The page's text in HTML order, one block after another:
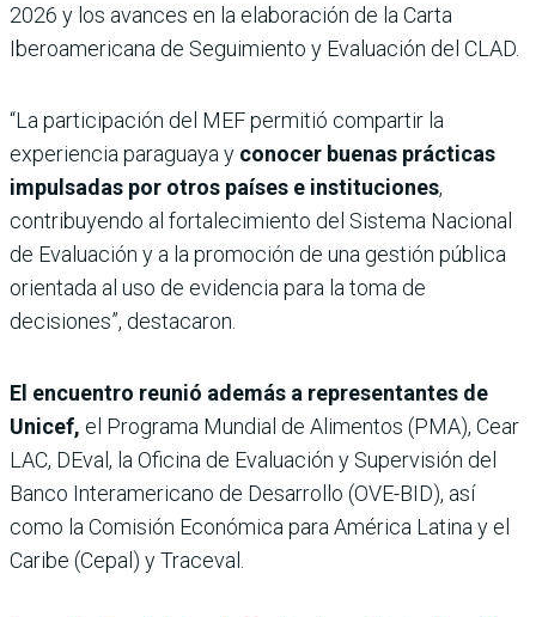
2026 y los avances en la elaboración de la Carta
Iberoamericana de Seguimiento y Evaluación del CLAD.
“La participación del MEF permitió compartir la
experiencia paraguaya y conocer buenas prácticas
impulsadas por otros países e instituciones,
contribuyendo al fortalecimiento del Sistema Nacional
de Evaluación y a la promoción de una gestión pública
orientada al uso de evidencia para la toma de
decisiones”, destacaron.
El encuentro reunió además a representantes de
Unicef, el Programa Mundial de Alimentos (PMA), Cear
LAC, DEval, la Oficina de Evaluación y Supervisión del
Banco Interamericano de Desarrollo (OVE-BID), así
como la Comisión Económica para América Latina y el
Caribe (Cepal) y Traceval.